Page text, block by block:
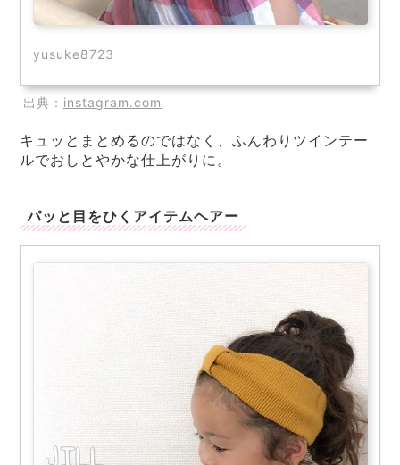
yusuke8723
出典： instagram.com
キュッとまとめるのではなく、ふんわりツインテー
ルでおしとやかな仕上がりに。
パッと目をひくアイテムヘアー